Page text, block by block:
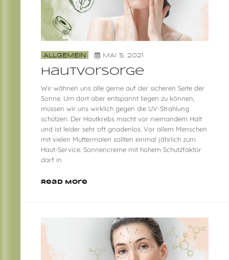
ALLGEMEIN MAI 5, 2021
Hautvorsorge
Wir wähnen uns alle gerne auf der sicheren Seite der
Sonne. Um dort aber entspannt liegen zu können,
müssen wir uns wirklich gegen die UV-Strahlung
schützen. Der Hautkrebs macht vor niemandem Halt
und ist leider sehr oft gnadenlos. Vor allem Menschen
mit vielen Muttermalen sollten einmal jährlich zum
Haut-Service. Sonnencreme mit hohem Schutzfaktor
darf in
Read More